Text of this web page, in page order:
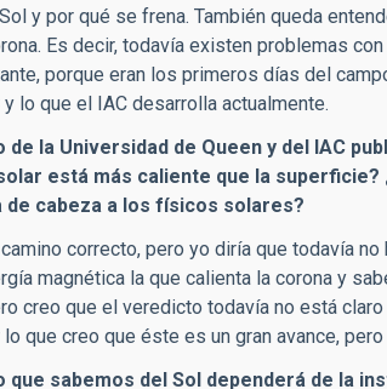
y por qué se frena. También queda
Es decir, todavía existen problemas
porque eran los primeros días del
lo que el IAC desarrolla actualmente.
de la Universidad de Queen y del IAC
está más caliente que la
de cabeza a los físicos solares?
camino correcto, pero yo diría que todavía
magnética la que calienta la corona y
creo que el veredicto todavía no está
que creo que éste es un gran avance,
que sabemos del Sol dependerá de la